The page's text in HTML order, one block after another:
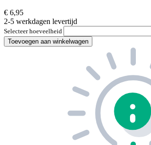
€ 6,95
2-5 werkdagen levertijd
Selecteer hoeveelheid
Toevoegen aan winkelwagen